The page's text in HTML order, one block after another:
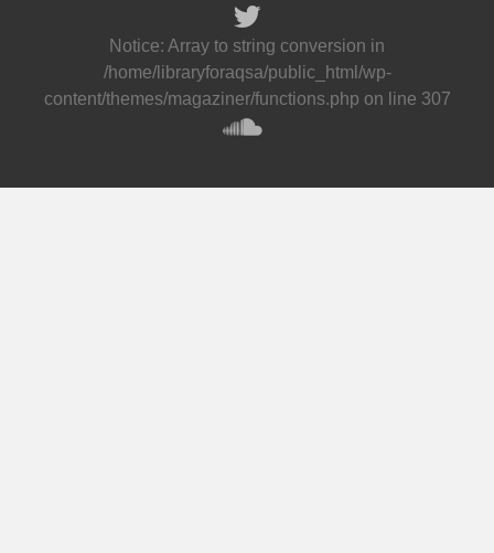
Notice: Array to string conversion in
/home/libraryforaqsa/public_html/wp-
content/themes/magaziner/functions.php on line 307